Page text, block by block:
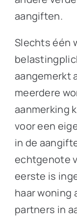
aangiften.
Slechts één
aangemerkt
meerdere
aanmerking
voor een
in de
echtgenote
eerste is
haar woning
partners in